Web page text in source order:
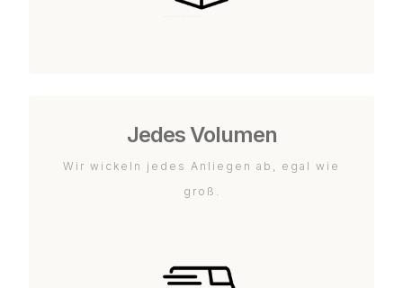
Jedes Volumen
Wir wickeln jedes Anliegen ab, egal wie
groß.